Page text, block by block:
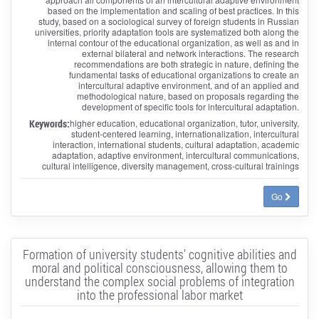
based on the implementation and scaling of best practices. In this
study, based on a sociological survey of foreign students in Russian
universities, priority adaptation tools are systematized both along the
internal contour of the educational organization, as well as and in
external bilateral and network interactions. The research
recommendations are both strategic in nature, defining the
fundamental tasks of educational organizations to create an
intercultural adaptive environment, and of an applied and
methodological nature, based on proposals regarding the
development of specific tools for intercultural adaptation.
Keywords:higher education, educational organization, tutor, university,
student-centered learning, internationalization, intercultural
interaction, international students, cultural adaptation, academic
adaptation, adaptive environment, intercultural communications,
cultural intelligence, diversity management, cross-cultural trainings
Go
Formation of university students' cognitive abilities and
moral and political consciousness, allowing them to
understand the complex social problems of integration
into the professional labor market